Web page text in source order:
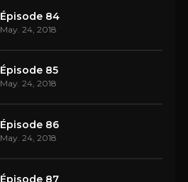
Épisode 84
May. 24, 2018
Épisode 85
May. 24, 2018
Épisode 86
May. 24, 2018
Épisode 87